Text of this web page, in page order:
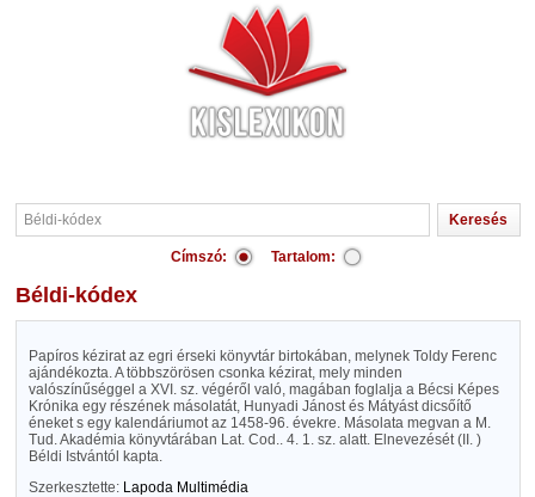
Címszó: Tartalom:
Béldi-kódex
Papíros kézirat az egri érseki könyvtár birtokában, melynek Toldy Ferenc
ajándékozta. A többszörösen csonka kézirat, mely minden
valószínűséggel a XVI. sz. végéről való, magában foglalja a Bécsi Képes
Krónika egy részének másolatát, Hunyadi Jánost és Mátyást dicsőítő
éneket s egy kalendáriumot az 1458-96. évekre. Másolata megvan a M.
Tud. Akadémia könyvtárában Lat. Cod.. 4. 1. sz. alatt. Elnevezését (II. )
Béldi Istvántól kapta.
Szerkesztette: Lapoda Multimédia